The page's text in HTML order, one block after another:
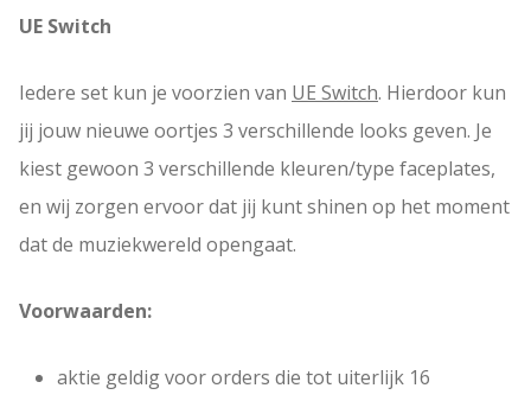
UE Switch
Iedere set kun je voorzien van UE Switch. Hierdoor kun
jij jouw nieuwe oortjes 3 verschillende looks geven. Je
kiest gewoon 3 verschillende kleuren/type faceplates,
en wij zorgen ervoor dat jij kunt shinen op het moment
dat de muziekwereld opengaat.
Voorwaarden:
aktie geldig voor orders die tot uiterlijk 16